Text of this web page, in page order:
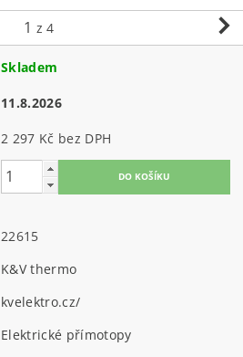
1 z 4
Skladem
11.8.2026
2 297 Kč bez DPH
22615
K&V thermo
kvelektro.cz/
Elektrické přímotopy